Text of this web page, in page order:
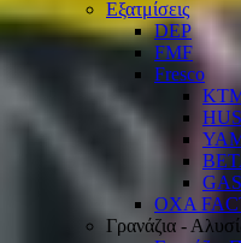
Εξατμίσεις
DEP
FMF
Fresco
OXA
Γρανάζια -